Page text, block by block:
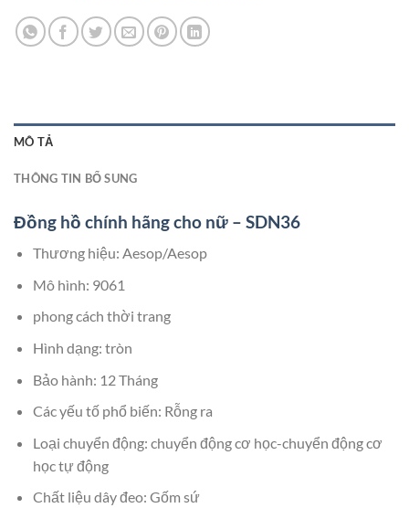
MÔ TẢ
THÔNG TIN BỔ SUNG
Đồng hồ chính hãng cho nữ – SDN36
Thương hiệu: Aesop/Aesop
Mô hình: 9061
phong cách thời trang
Hình dạng: tròn
Bảo hành: 12 Tháng
Các yếu tố phổ biến: Rỗng ra
Loại chuyển động: chuyển động cơ học-chuyển động cơ
học tự động
Chất liệu dây đeo: Gốm sứ